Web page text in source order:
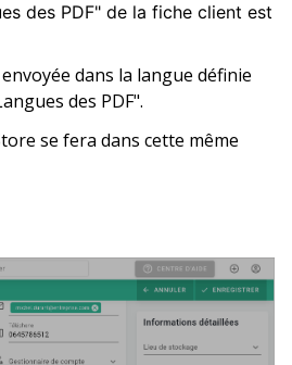
des PDF" de la fiche client est
dans la langue définie
des PDF".
se fera dans cette même